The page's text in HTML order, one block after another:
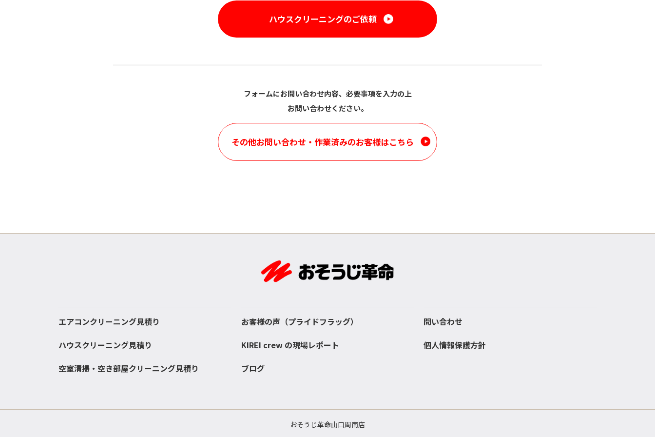
ハウスクリーニングのご依頼
フォームにお問い合わせ内容、必要事項を入力の上
お問い合わせください。
その他お問い合わせ・ 作業済みのお客様はこちら
エアコンクリーニング見積り
ハウスクリーニング見積り
空室清掃・空き部屋クリーニング見積り
お客様の声（プライドフラッグ）
KIREI crew の現場レポート
ブログ
問い合わせ
個人情報保護方針
おそうじ革命山口周南店